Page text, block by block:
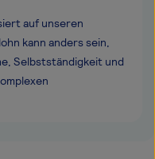
auf unseren
kann anders sein,
Selbstständigkeit und